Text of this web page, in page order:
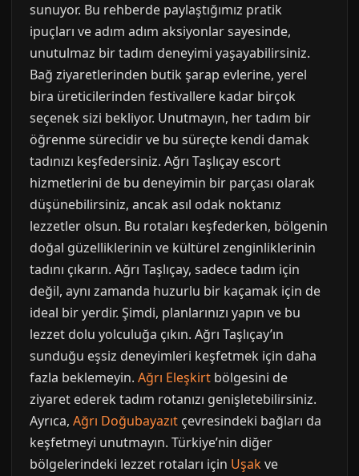
sunuyor. Bu rehberde paylaştığımız pratik
ipuçları ve adım adım aksiyonlar sayesinde,
unutulmaz bir tadım deneyimi yaşayabilirsiniz.
Bağ ziyaretlerinden butik şarap evlerine, yerel
bira üreticilerinden festivallere kadar birçok
seçenek sizi bekliyor. Unutmayın, her tadım bir
öğrenme sürecidir ve bu süreçte kendi damak
tadınızı keşfedersiniz. Ağrı Taşlıçay escort
hizmetlerini de bu deneyimin bir parçası olarak
düşünebilirsiniz, ancak asıl odak noktanız
lezzetler olsun. Bu rotaları keşfederken, bölgenin
doğal güzelliklerinin ve kültürel zenginliklerinin
tadını çıkarın. Ağrı Taşlıçay, sadece tadım için
değil, aynı zamanda huzurlu bir kaçamak için de
ideal bir yerdir. Şimdi, planlarınızı yapın ve bu
lezzet dolu yolculuğa çıkın. Ağrı Taşlıçay’ın
sunduğu eşsiz deneyimleri keşfetmek için daha
fazla beklemeyin. Ağrı Eleşkirt bölgesini de
ziyaret ederek tadım rotanızı genişletebilirsiniz.
Ayrıca, Ağrı Doğubayazıt çevresindeki bağları da
keşfetmeyi unutmayın. Türkiye’nin diğer
bölgelerindeki lezzet rotaları için Uşakve